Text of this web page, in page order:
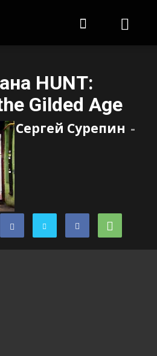
HUNT:
Gilded Age
Сергей Сурепин -